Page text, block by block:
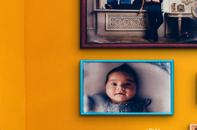
Ваш регион доставки
Выберите из списка: